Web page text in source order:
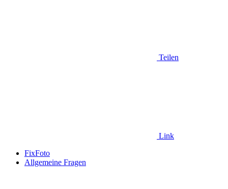
Teilen
Link
FixFoto
Allgemeine Fragen